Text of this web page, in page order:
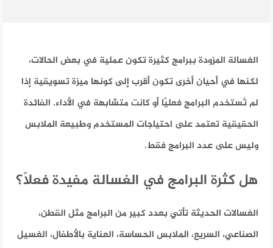
الغسالة المزودة ببرامج كثيرة تكون عملية في بعض الحالات،
لكنها في أحيان أخرى تكون أقرب إلى كونها ميزة تسويقية إذا
لم تُستخدم البرامج فعليًا أو كانت متشابهة في الأداء. الفائدة
الحقيقية تعتمد على احتياجات المستخدم وطبيعة الملابس
وليس على عدد البرامج فقط.
هل كثرة البرامج في الغسالة مفيدة فعلًا؟
الغسالات الحديثة تأتي بعدد كبير من البرامج مثل القطن،
الصناعي، السريع، الملابس الحساسة، العناية بالأطفال، الغسيل